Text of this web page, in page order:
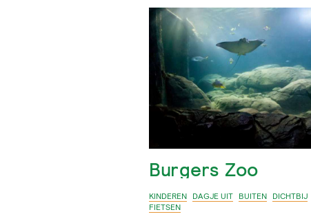
Burgers Zoo
KINDEREN DAGJE UIT BUITEN DICHTBIJ
FIETSEN